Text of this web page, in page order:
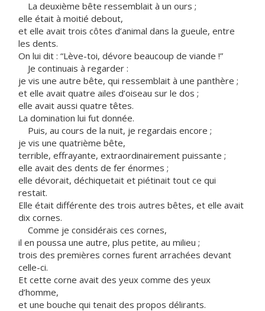
La deuxième bête ressemblait à un ours ;
elle était à moitié debout,
et elle avait trois côtes d’animal dans la gueule, entre
les dents.
On lui dit : “Lève-toi, dévore beaucoup de viande !”
Je continuais à regarder :
je vis une autre bête, qui ressemblait à une panthère ;
et elle avait quatre ailes d’oiseau sur le dos ;
elle avait aussi quatre têtes.
La domination lui fut donnée.
Puis, au cours de la nuit, je regardais encore ;
je vis une quatrième bête,
terrible, effrayante, extraordinairement puissante ;
elle avait des dents de fer énormes ;
elle dévorait, déchiquetait et piétinait tout ce qui
restait.
Elle était différente des trois autres bêtes, et elle avait
dix cornes.
Comme je considérais ces cornes,
il en poussa une autre, plus petite, au milieu ;
trois des premières cornes furent arrachées devant
celle-ci.
Et cette corne avait des yeux comme des yeux
d’homme,
et une bouche qui tenait des propos délirants.